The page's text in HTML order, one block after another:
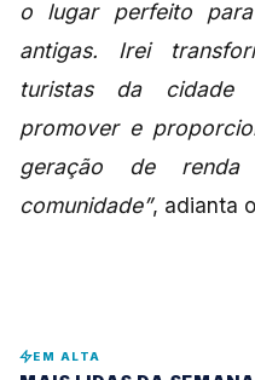
o lugar perfeito
antigas. Irei
turistas da cidade
promover e
geração de
comunidade”, adianta
EM ALTA